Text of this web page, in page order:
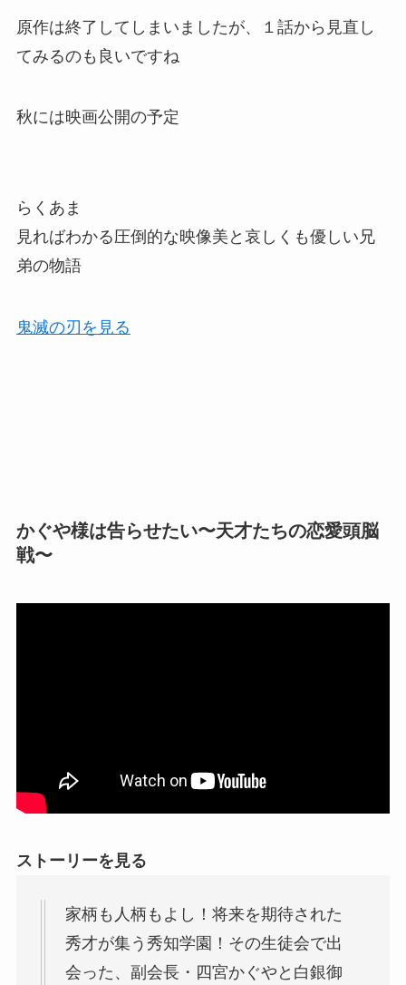
原作は終了してしまいましたが、１話から見直し
てみるのも良いですね
秋には映画公開の予定
らくあま
見ればわかる圧倒的な映像美と哀しくも優しい兄
弟の物語
鬼滅の刃を見る
かぐや様は告らせたい〜天才たちの恋愛頭脳
戦〜
ストーリーを見る
家柄も人柄もよし！将来を期待された
秀才が集う秀知学園！その生徒会で出
会った、副会長・四宮かぐやと白銀御